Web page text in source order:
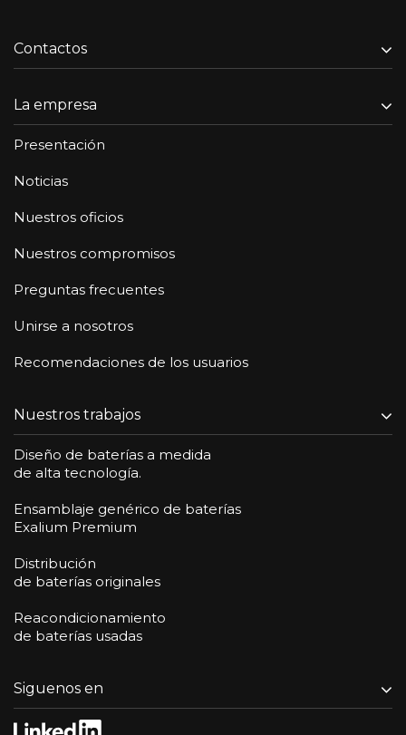
Contactos
La empresa
Presentación
Noticias
Nuestros oficios
Nuestros compromisos
Preguntas frecuentes
Unirse a nosotros
Recomendaciones de los usuarios
Nuestros trabajos
Diseño de baterías a medida
de alta tecnología.
Ensamblaje genérico de baterías
Exalium Premium
Distribución
de baterías originales
Reacondicionamiento
de baterías usadas
Siguenos en